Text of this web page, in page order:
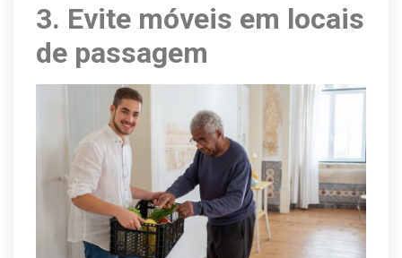
3. Evite móveis em locais
de passagem